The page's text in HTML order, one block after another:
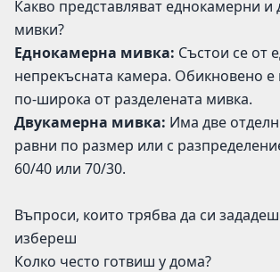
Какво представляват еднокамерни и
мивки?
Еднокамерна мивка: Състои се от
непрекъсната камера. Обикновено е
по-широка от разделената мивка.
Двукамерна мивка: Има две
равни по размер или с
60/40 или 70/30.
Въпроси, които трябва да си
избереш
Колко често готвиш у дома?